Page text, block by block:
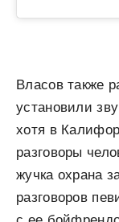
Власов также
установили
хотя в
разговоры
жучка охрана
разговоров